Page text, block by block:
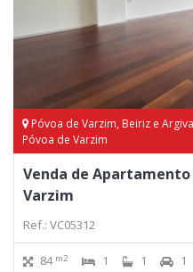
Póvoa de Varzim, Beiriz e
Póvoa de Varzim
Venda de
Varzim
Ref.: VC05312
84 m2 1 1 1